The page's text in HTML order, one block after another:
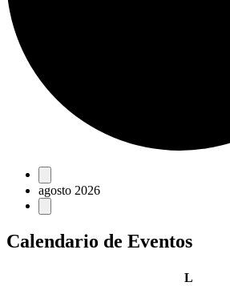
Eventos
agosto 2026
Calendario de Eventos
Llunes